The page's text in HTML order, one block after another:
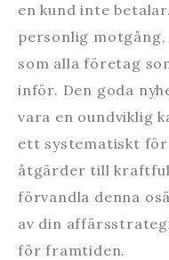
en kund inte
personlig
som alla företag
inför. Den goda
vara en oundviklig
ett systematiskt
åtgärder till
förvandla denna
av din
för framtiden.